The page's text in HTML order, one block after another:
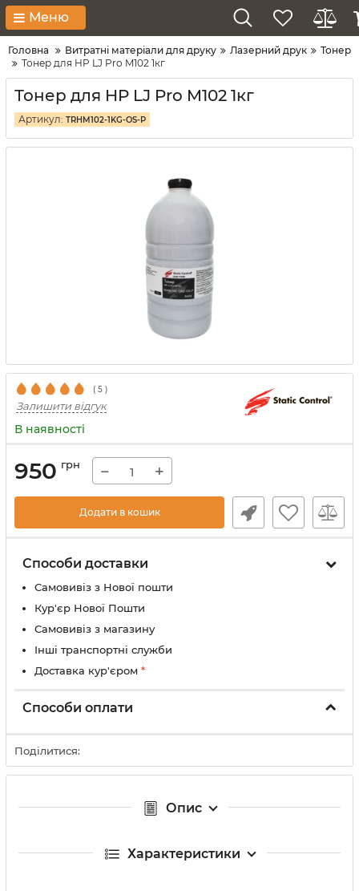
Меню
Головна Витратні матеріали для друку Лазерний друк
Тонер
Тонер для HP LJ Pro M102 1кг
Тонер для HP LJ Pro M102 1кг
Артикул: TRHM102-1KG-OS-P
( 5 )
Залишити відгук
В наявності
950 грн − +
Додати в кошик
Способи доставки
Самовивіз з Нової пошти
Кур'єр Нової Пошти
Самовивіз з магазину
Інші транспортні служби
Доставка кур'єром *
Способи оплати
Поділитися:
Опис
Характеристики